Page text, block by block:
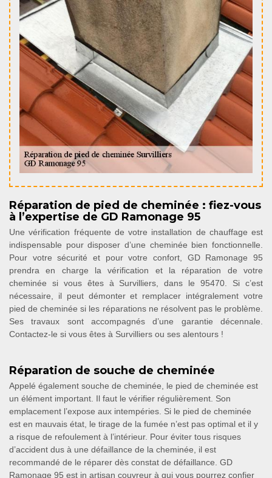
Réparation de pied de cheminée : fiez-vous
à l’expertise de GD Ramonage 95
Une vérification fréquente de votre installation de chauffage est
indispensable pour disposer d’une cheminée bien fonctionnelle.
Pour votre sécurité et pour votre confort, GD Ramonage 95
prendra en charge la vérification et la réparation de votre
cheminée si vous êtes à Survilliers, dans le 95470. Si c’est
nécessaire, il peut démonter et remplacer intégralement votre
pied de cheminée si les réparations ne résolvent pas le problème.
Ses travaux sont accompagnés d’une garantie décennale.
Contactez-le si vous êtes à Survilliers ou ses alentours !
Réparation de souche de cheminée
Appelé également souche de cheminée, le pied de cheminée est
un élément important. Il faut le vérifier régulièrement. Son
emplacement l’expose aux intempéries. Si le pied de cheminée
est en mauvais état, le tirage de la fumée n’est pas optimal et il y
a risque de refoulement à l’intérieur. Pour éviter tous risques
d’accident dus à une défaillance de la cheminée, il est
recommandé de le réparer dès constat de défaillance. GD
Ramonage 95 est in artisan couvreur à qui vous pourrez confier